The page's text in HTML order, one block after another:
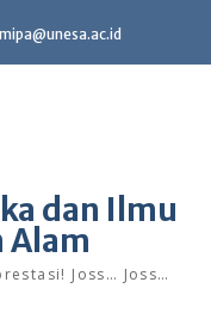
dan Ilmu
Alam
Joss… Joss…